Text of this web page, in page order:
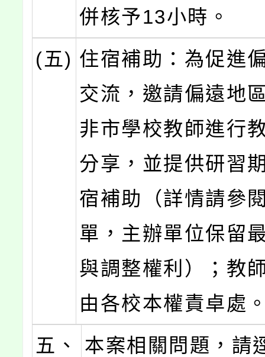
併核予13小時。
(五) 住宿補助：為促進
交流，邀請偏遠地
非市學校教師進行
分享，並提供研習
宿補助（詳情請參
單，主辦單位保留
與調整權利）；教
由各校本權責卓處
五、
本案相關問題，請